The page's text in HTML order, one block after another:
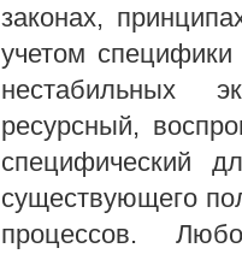
законах,
учетом
нестабильных
ресурсный,
специфический
существующего
процессов.